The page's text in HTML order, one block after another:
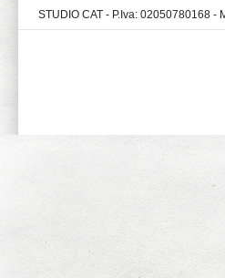
STUDIO CAT - P.Iva: 02050780168 -